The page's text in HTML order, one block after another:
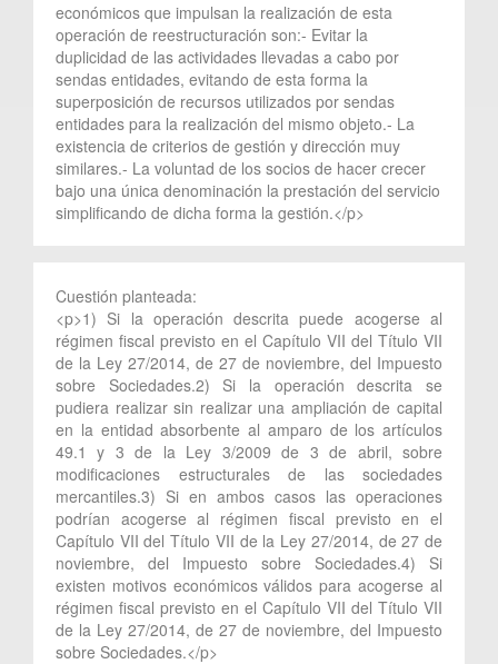
económicos que impulsan la realización de esta
operación de reestructuración son:- Evitar la
duplicidad de las actividades llevadas a cabo por
sendas entidades, evitando de esta forma la
superposición de recursos utilizados por sendas
entidades para la realización del mismo objeto.- La
existencia de criterios de gestión y dirección muy
similares.- La voluntad de los socios de hacer crecer
bajo una única denominación la prestación del servicio
simplificando de dicha forma la gestión.</p>
Cuestión planteada:
<p>1) Si la operación descrita puede acogerse al
régimen fiscal previsto en el Capítulo VII del Título VII
de la Ley 27/2014, de 27 de noviembre, del Impuesto
sobre Sociedades.2) Si la operación descrita se
pudiera realizar sin realizar una ampliación de capital
en la entidad absorbente al amparo de los artículos
49.1 y 3 de la Ley 3/2009 de 3 de abril, sobre
modificaciones estructurales de las sociedades
mercantiles.3) Si en ambos casos las operaciones
podrían acogerse al régimen fiscal previsto en el
Capítulo VII del Título VII de la Ley 27/2014, de 27 de
noviembre, del Impuesto sobre Sociedades.4) Si
existen motivos económicos válidos para acogerse al
régimen fiscal previsto en el Capítulo VII del Título VII
de la Ley 27/2014, de 27 de noviembre, del Impuesto
sobre Sociedades.</p>